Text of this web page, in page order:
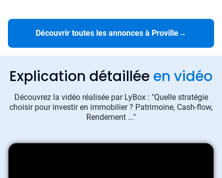
Découvrir toutes les annonces à Proville→
Explication détaillée en vidéo
Découvrez la vidéo réalisée par LyBox : "Quelle stratégie
choisir pour investir en immobilier ? Patrimoine, Cash-flow,
Rendement ..."